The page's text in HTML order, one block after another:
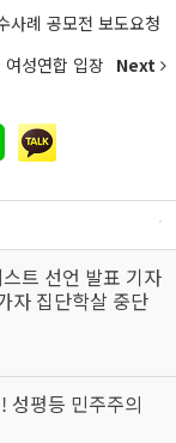
사례 공모전 보도요청
성연합 입장 Next
트 선언 발표 기자
자 집단학살 중단
성평등 민주주의